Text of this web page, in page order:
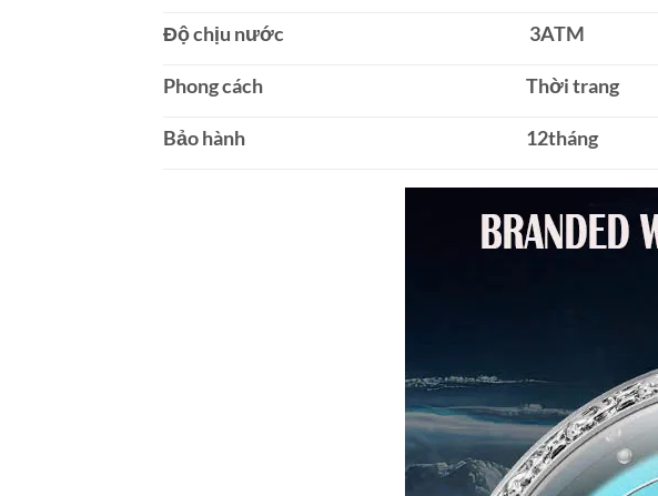
Độ chịu nước 3ATM
Phong cách Thời trang
Bảo hành 12tháng